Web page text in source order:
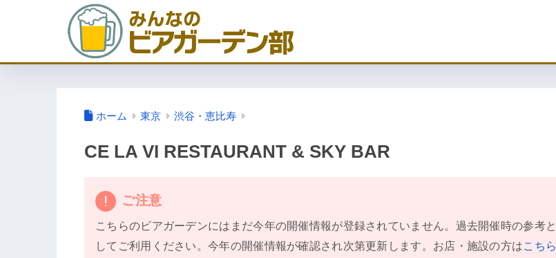
ホーム 東京 渋谷・恵比寿
CE LA VI RESTAURANT & SKY BAR
ご注意
こちらのビアガーデンにはまだ今年の開催情報が登録されていません。過去開催時の参考と
してご利用ください。今年の開催情報が確認され次第更新します。お店・施設の方はこちら